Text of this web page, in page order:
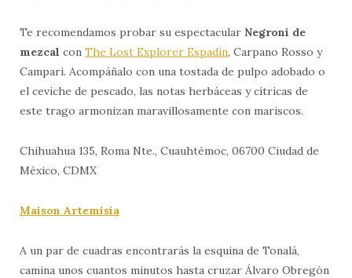
Te recomendamos probar su espectacular Negroni de
mezcal con The Lost Explorer Espadín, Carpano Rosso y
Campari. Acompáñalo con una tostada de pulpo adobado o
el ceviche de pescado, las notas herbáceas y cítricas de
este trago armonizan maravillosamente con mariscos.
Chihuahua 135, Roma Nte., Cuauhtémoc, 06700 Ciudad de
México, CDMX
Maison Artemisia
A un par de cuadras encontrarás la esquina de Tonalá,
camina unos cuantos minutos hasta cruzar Álvaro Obregón